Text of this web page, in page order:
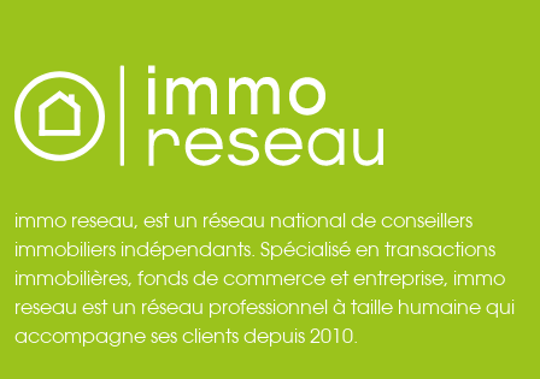
immo reseau, est un réseau national de conseillers
immobiliers indépendants. Spécialisé en transactions
immobilières, fonds de commerce et entreprise, immo
reseau est un réseau professionnel à taille humaine qui
accompagne ses clients depuis 2010.